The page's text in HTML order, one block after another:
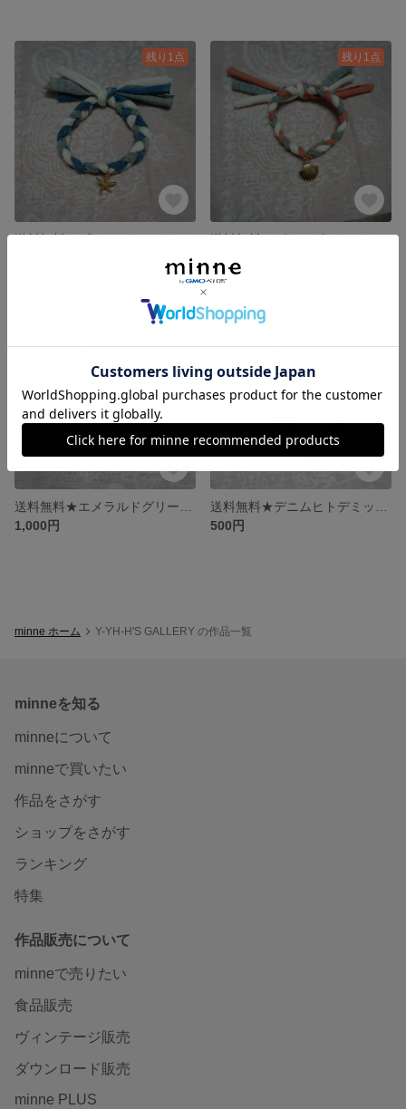
残り1点
送料無料★ブルーデニムヒトデ
残り1点
送料無料★グレーピンクシェル
残り1点
1,000円
500円
minne ホーム Y-YH-H'S GALLERY の作品一覧
minneを知る
minneについて
minneで買いたい
作品をさがす
ショップをさがす
ランキング
特集
作品販売について
minneで売りたい
食品販売
ヴィンテージ販売
ダウンロード販売
minne PLUS